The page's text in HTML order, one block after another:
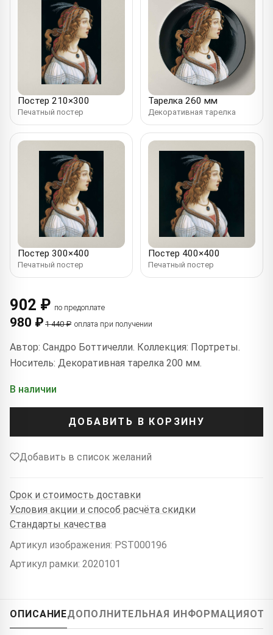
Постер 210×300
Печатный постер
Тарелка 260 мм
Декоративная тарелка
Постер 300×400
Печатный постер
Постер 400×400
Печатный постер
902 ₽ по предоплате
980 ₽ 1 440 ₽ оплата при получении
Автор: Сандро Боттичелли. Коллекция: Портреты.
Носитель: Декоративная тарелка 200 мм.
В наличии
ДОБАВИТЬ В КОРЗИНУ
Добавить в список желаний
Срок и стоимость доставки
Условия акции и способ расчёта скидки
Стандарты качества
Артикул изображения: PST000196
Артикул рамки: 2020101
ОПИСАНИЕДОПОЛНИТЕЛЬНАЯ ИНФОРМАЦИЯ